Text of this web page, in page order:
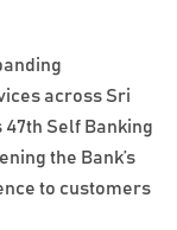
across Sri
Self Banking
the Bank’s
to customers